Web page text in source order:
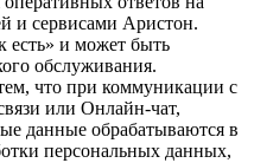
и сервисами Аристон.
есть» и может быть
обслуживания.
что при коммуникации с
или Онлайн-чат,
данные обрабатываются в
персональных данных,